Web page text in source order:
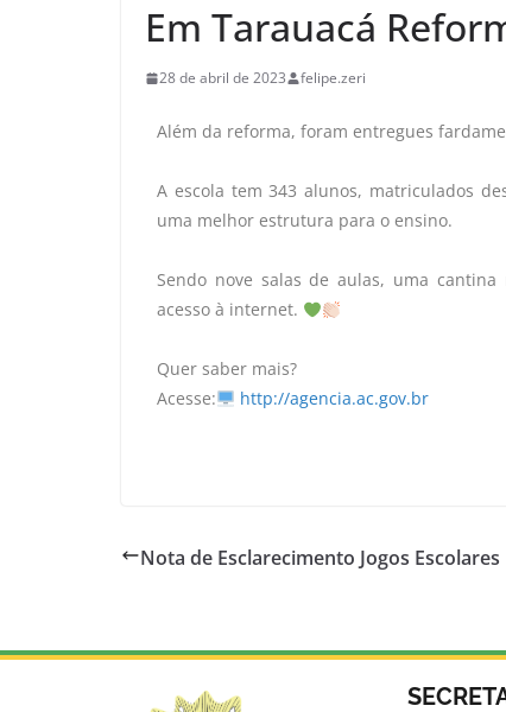
Em Tarauacá
28 de abril de 2023 felipe.zeri
Além da reforma, foram entregues
A escola tem 343 alunos, matriculados
uma melhor estrutura para o ensino.
Sendo nove salas de aulas, uma
acesso à internet.
Quer saber mais?
Acesse:
http://agencia.ac.gov.br
Nota de Esclarecimento Jogos Escolares